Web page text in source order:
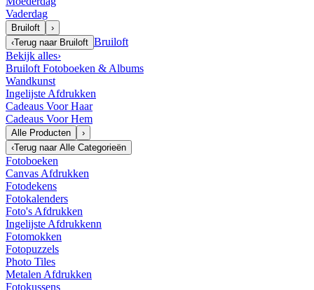
Vaderdag
Bruiloft
›
‹Terug naar Bruiloft Bruiloft
Bekijk alles›
Bruiloft Fotoboeken & Albums
Wandkunst
Ingelijste Afdrukken
Cadeaus Voor Haar
Cadeaus Voor Hem
Alle Producten
›
‹Terug naar Alle Categorieën
Fotoboeken
Canvas Afdrukken
Fotodekens
Fotokalenders
Foto's Afdrukken
Ingelijste Afdrukkenn
Fotomokken
Fotopuzzels
Photo Tiles
Metalen Afdrukken
Fotokussens